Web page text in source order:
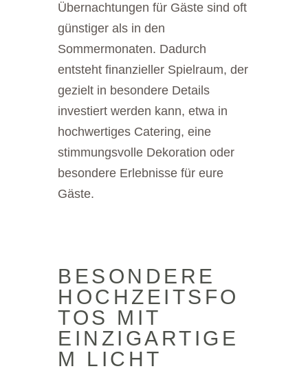
Übernachtungen für Gäste sind oft
günstiger als in den
Sommermonaten. Dadurch
entsteht finanzieller Spielraum, der
gezielt in besondere Details
investiert werden kann, etwa in
hochwertiges Catering, eine
stimmungsvolle Dekoration oder
besondere Erlebnisse für eure
Gäste.
BESONDERE
HOCHZEITSFO
TOS MIT
EINZIGARTIGE
M LICHT